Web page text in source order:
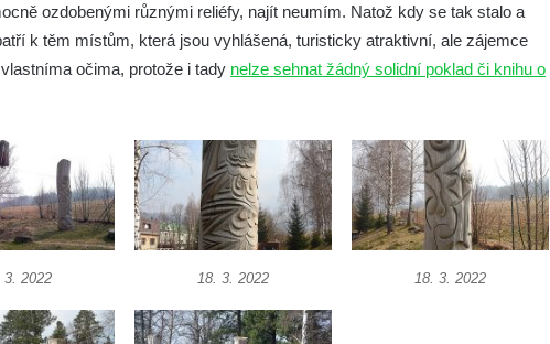
ozdobenými různými reliéfy, najít neumím. Natož kdy se tak stalo a
k těm místům, která jsou vyhlášená, turisticky atraktivní, ale zájemce
očima, protože i tady nelze sehnat žádný solidní poklad či knihu o
3. 2022 18. 3. 2022 18. 3. 2022